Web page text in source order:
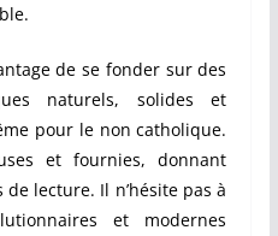
de se fonder sur des
naturels, solides et
pour le non catholique.
et fournies, donnant
lecture. Il n’hésite pas à
et modernes